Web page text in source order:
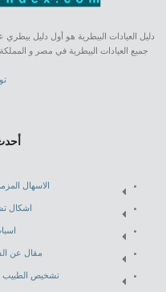
دليل العيادات البيطرية هو أول دليل
جميع العيادات البيطرية في مصر و
الاسهال
اشكال
مقال عن
تشخيص الطبيب